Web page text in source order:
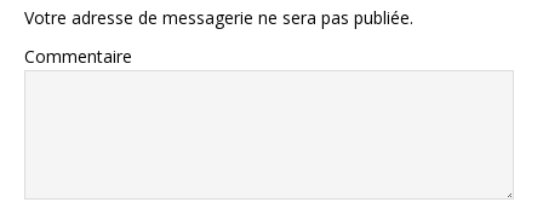
Votre adresse de messagerie ne sera pas publiée.
Commentaire